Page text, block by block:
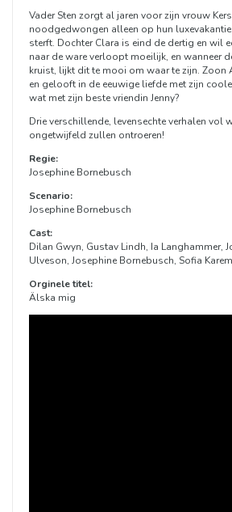
Vader Sten zorgt al jaren voor zijn vrouw
noodgedwongen alleen op hun
sterft. Dochter Clara is eind de dertig en wil
naar de ware verloopt moeilijk, en wanneer
kruist, lijkt dit te mooi om waar te zijn. Zoon
en gelooft in de eeuwige liefde met zijn
wat met zijn beste vriendin Jenny?
Drie verschillende, levensechte verhalen vol
ongetwijfeld zullen ontroeren!
Regie:
Josephine Bornebusch
Scenario:
Josephine Bornebusch
Cast:
Dilan Gwyn, Gustav Lindh, Ia Langhammer,
Ulveson, Josephine Bornebusch, Sofia
Orginele titel:
Älska mig